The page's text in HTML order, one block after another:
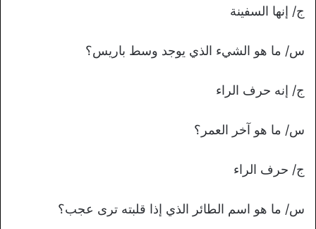
ج/ إنها السفينة
س/ ما هو الشيء الذي يوجد وسط باريس؟
ج/ إنه حرف الراء
س/ ما هو آخر العمر؟
ج/ حرف الراء
س/ ما هو اسم الطائر الذي إذا قلبته ترى عجب؟